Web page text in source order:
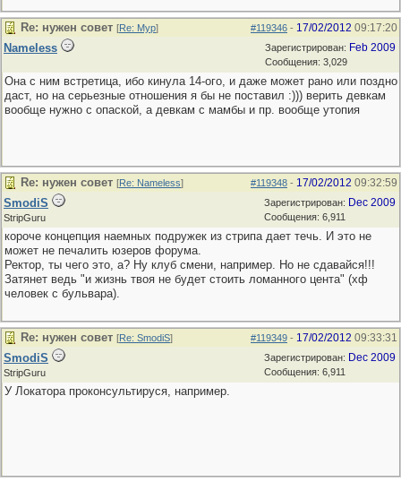
#119346 - 17/02/2012 09:17:20
Re: нужен совет [Re: Мур]
Зарегистрирован: Feb 2009
Сообщения: 3,029
Nameless
Она с ним встретица, ибо кинула 14-ого, и даже может рано или поздно
даст, но на серьезные отношения я бы не поставил :))) верить девкам
вообще нужно с опаской, а девкам с мамбы и пр. вообще утопия
#119348 - 17/02/2012 09:32:59
Re: нужен совет [Re: Nameless]
Зарегистрирован: Dec 2009
Сообщения: 6,911
SmodiS
StripGuru
короче концепция наемных подружек из стрипа дает течь. И это не
может не печалить юзеров форума.
Ректор, ты чего это, а? Ну клуб смени, например. Но не сдавайся!!!
Затянет ведь "и жизнь твоя не будет стоить ломанного цента" (хф
человек с бульвара).
#119349 - 17/02/2012 09:33:31
Re: нужен совет [Re: SmodiS]
Зарегистрирован: Dec 2009
Сообщения: 6,911
SmodiS
StripGuru
У Локатора проконсультируся, например.